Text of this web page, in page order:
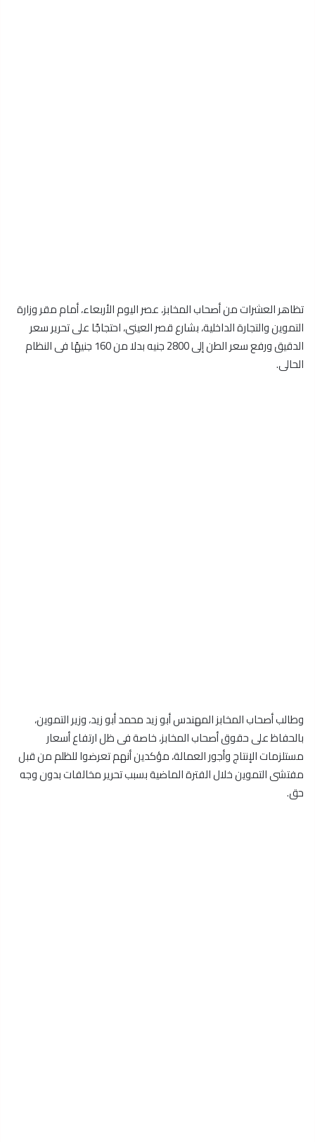
تظاهر العشرات من أصحاب المخابز، عصر اليوم الأربعاء، أمام مقر وزارة
التموين والتجارة الداخلية، بشارع قصر العينى، احتجاجًا على تحرير سعر
الدقيق ورفع سعر الطن إلى 2800 جنيه بدلا من 160 جنيهًا فى النظام
الحالى.
وطالب أصحاب المخابز المهندس أبو زيد محمد أبو زيد، وزير التموين،
بالحفاظ على حقوق أصحاب المخابز، خاصة فى ظل ارتفاع أسعار
مستلزمات الإنتاج وأجور العمالة، مؤكدين أنهم تعرضوا للظلم من قبل
مفتشى التموين خلال الفترة الماضية بسبب تحرير مخالفات بدون وجه
حق.